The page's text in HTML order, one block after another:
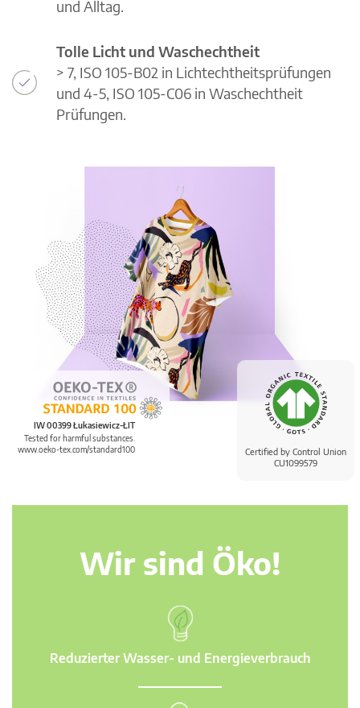
Certified by Control Union
CU1099579
IW 00399 Łukasiewicz-ŁIT
Tested for harmful substances.
www.oeko-tex.com/standard100
und Alltag.
Tolle Licht und Waschechtheit
> 7, ISO 105-B02 in Lichtechtheitsprüfungen
und 4-5, ISO 105-C06 in Waschechtheit
Prüfungen.
Wir sind Öko!
Reduzierter Wasser- und Energieverbrauch